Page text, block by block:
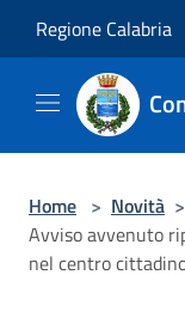
Regione Calabria
Home > Novità >
Avviso avvenuto
nel centro